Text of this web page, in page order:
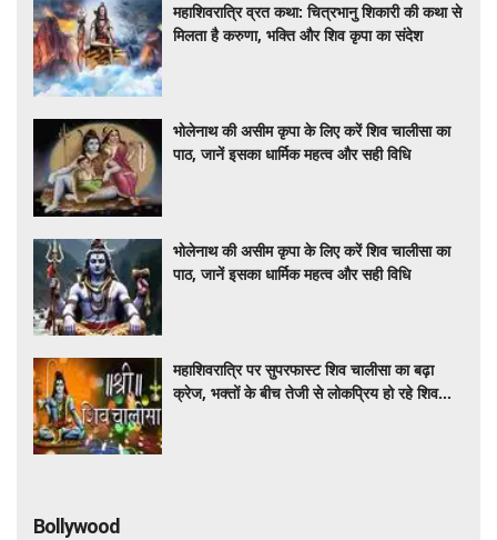
महाशिवरात्रि व्रत कथा: चित्रभानु शिकारी की कथा से
मिलता है करुणा, भक्ति और शिव कृपा का संदेश
भोलेनाथ की असीम कृपा के लिए करें शिव चालीसा का
पाठ, जानें इसका धार्मिक महत्व और सही विधि
भोलेनाथ की असीम कृपा के लिए करें शिव चालीसा का
पाठ, जानें इसका धार्मिक महत्व और सही विधि
महाशिवरात्रि पर सुपरफास्ट शिव चालीसा का बढ़ा
क्रेज, भक्तों के बीच तेजी से लोकप्रिय हो रहे शिव
Bollywood